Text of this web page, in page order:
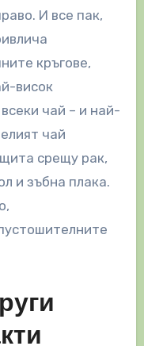
И все пак,
кръгове,
висок
чай – и най-
чай
срещу рак,
и зъбна плака.